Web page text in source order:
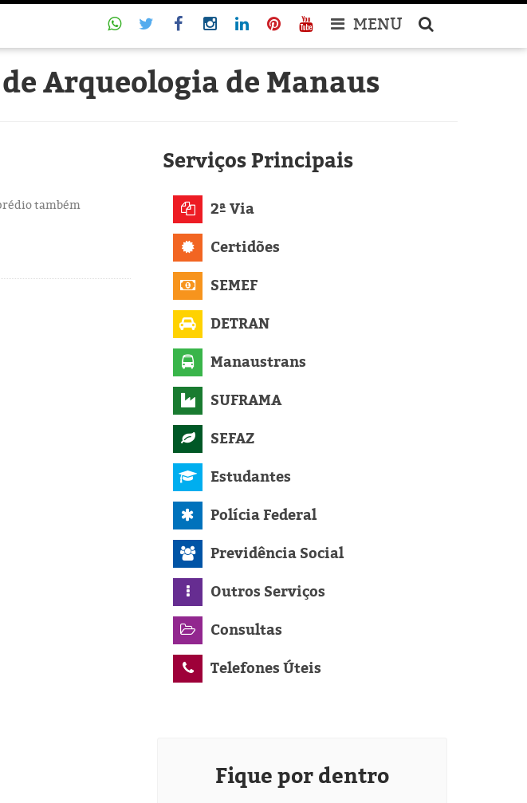
MENU
Arqueologia de Manaus
também
ServiçosPrincipais
2ª Via
Certidões
SEMEF
DETRAN
Manaustrans
SUFRAMA
SEFAZ
Estudantes
Polícia Federal
Previdência Social
Outros Serviços
Consultas
Telefones Úteis
Fique por dentro